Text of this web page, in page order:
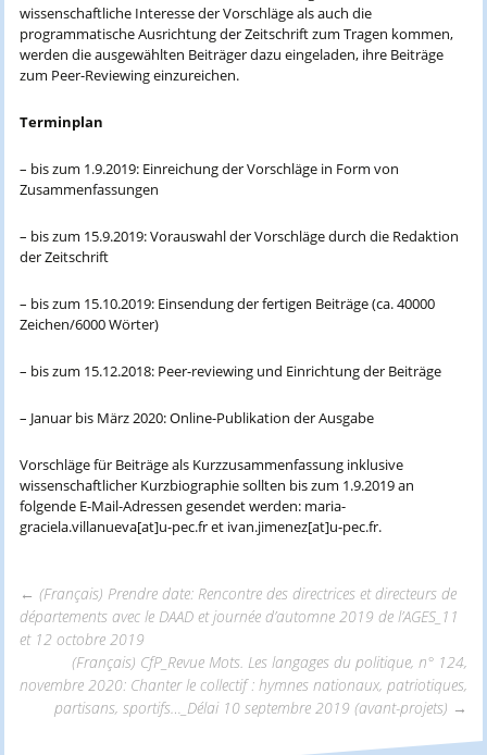
wissenschaftliche Interesse der Vorschläge als auch die
programmatische Ausrichtung der Zeitschrift zum Tragen kommen,
werden die ausgewählten Beiträger dazu eingeladen, ihre Beiträge
zum Peer-Reviewing einzureichen.
Terminplan
– bis zum 1.9.2019: Einreichung der Vorschläge in Form von
Zusammenfassungen
– bis zum 15.9.2019: Vorauswahl der Vorschläge durch die Redaktion
der Zeitschrift
– bis zum 15.10.2019: Einsendung der fertigen Beiträge (ca. 40000
Zeichen/6000 Wörter)
– bis zum 15.12.2018: Peer-reviewing und Einrichtung der Beiträge
– Januar bis März 2020: Online-Publikation der Ausgabe
Vorschläge für Beiträge als Kurzzusammenfassung inklusive
wissenschaftlicher Kurzbiographie sollten bis zum 1.9.2019 an
folgende E-Mail-Adressen gesendet werden: maria-
graciela.villanueva[at]u-pec.fr et ivan.jimenez[at]u-pec.fr.
Beitrags-
Navigation
← (Français) Prendre date: Rencontre des directrices et directeurs de
départements avec le DAAD et journée d’automne 2019 de l’AGES_11
et 12 octobre 2019
(Français) CfP_Revue Mots. Les langages du politique, n° 124,
novembre 2020: Chanter le collectif : hymnes nationaux, patriotiques,
partisans, sportifs…_Délai 10 septembre 2019 (avant-projets) →